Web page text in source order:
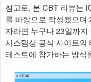
참고로, 본 CBT 리뷰는
를 바탕으로 작성됐으
자라면 누구나 23일까
시스템상 공식 사이트의
테스트에 참가하는 방식